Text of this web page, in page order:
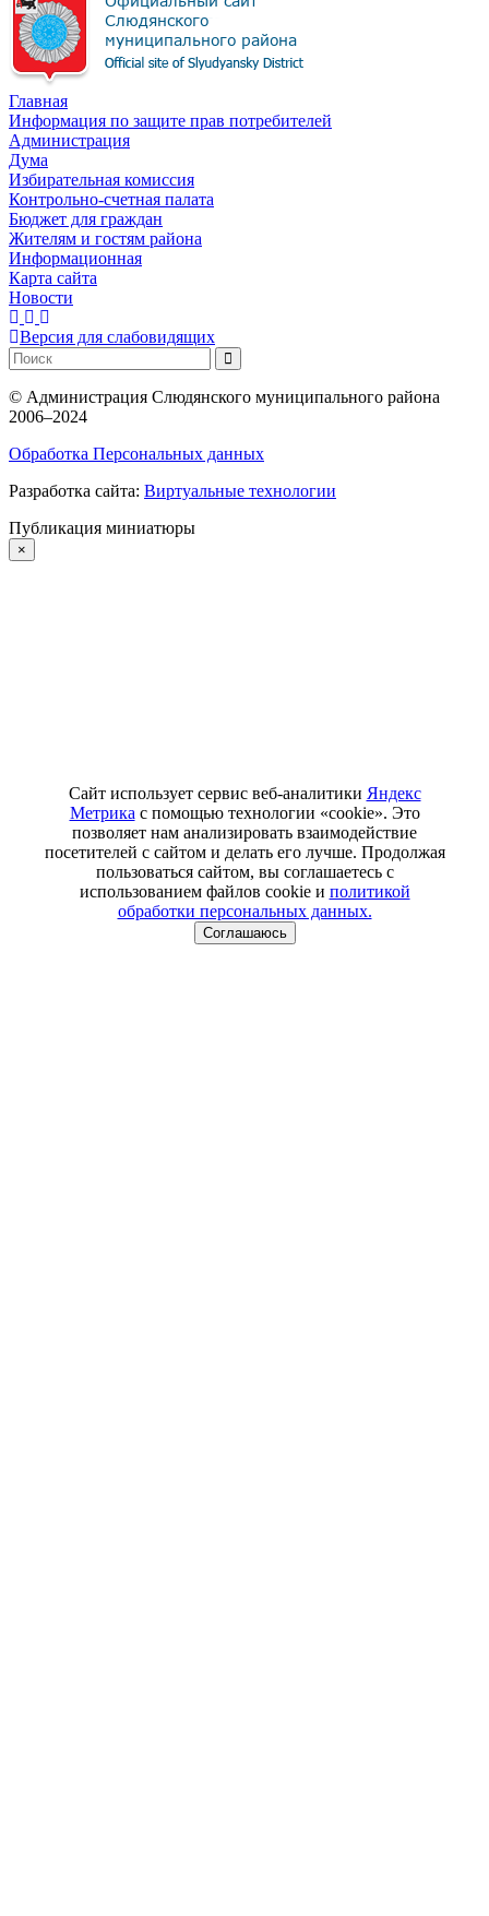
Главная
Информация по защите прав потребителей
Администрация
Дума
Избирательная комиссия
Контрольно-счетная палата
Бюджет для граждан
Жителям и гостям района
Информационная
Карта сайта
Новости
Версия для слабовидящих
© Администрация Слюдянского муниципального района
2006–2024
Обработка Персональных данных
Разработка сайта: Виртуальные технологии
Публикация миниатюры
×
Сайт использует сервис веб-аналитики Яндекс
Метрика с помощью технологии «cookie». Это
позволяет нам анализировать взаимодействие
посетителей с сайтом и делать его лучше. Продолжая
пользоваться сайтом, вы соглашаетесь с
использованием файлов cookie и политикой
обработки персональных данных.
Соглашаюсь